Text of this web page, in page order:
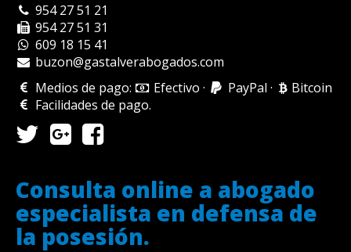
954 27 51 21
954 27 51 31
609 18 15 41
buzon@gastalverabogados.com
Medios de pago:
Efectivo · PayPal ·
Bitcoin
Facilidades de pago.
Consulta online a abogado
especialista en defensa de
la posesión.